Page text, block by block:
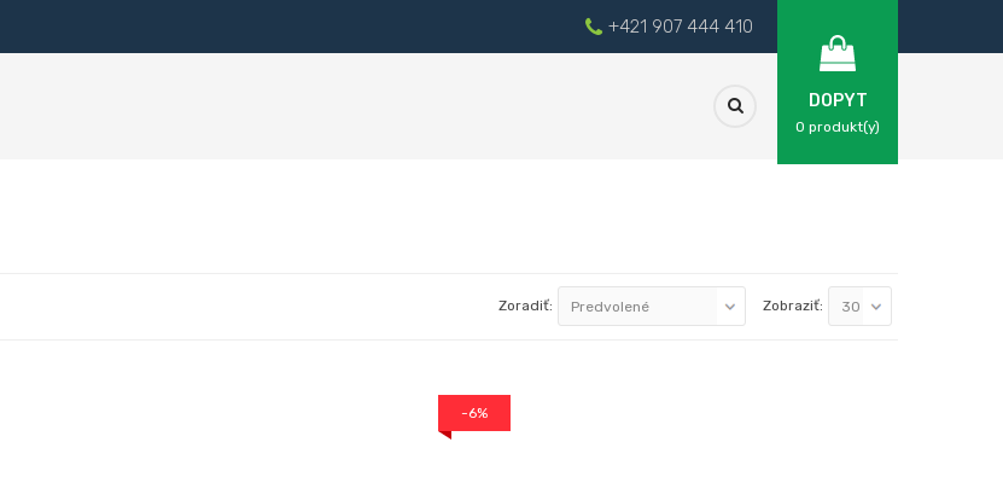
+421 907 444 410
DOPYT
0 produkt(y)
Zoradiť: Zobraziť:
-6%